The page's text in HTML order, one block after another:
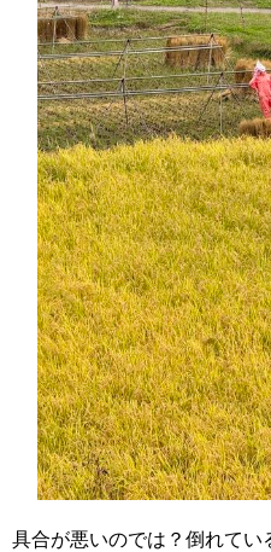
具合が悪いのでは？倒れてい